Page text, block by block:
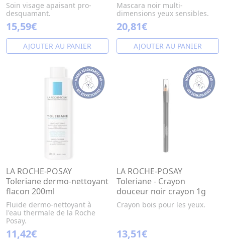
Soin visage apaisant pro-
desquamant.
15,59€
AJOUTER AU PANIER
Mascara noir multi-
dimensions yeux sensibles.
20,81€
AJOUTER AU PANIER
LA ROCHE-POSAY
Toleriane dermo-nettoyant
flacon 200ml
Fluide dermo-nettoyant à
l'eau thermale de la Roche
Posay.
11,42€
LA ROCHE-POSAY
Toleriane - Crayon
douceur noir crayon 1g
Crayon bois pour les yeux.
13,51€